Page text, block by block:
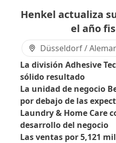
Henkel actualiza
el año
Düsseldorf /
La división Adhesive
sólido resultado
La unidad de negocio
por debajo de las
Laundry & Home Care
desarrollo del negocio
Las ventas por 5,121